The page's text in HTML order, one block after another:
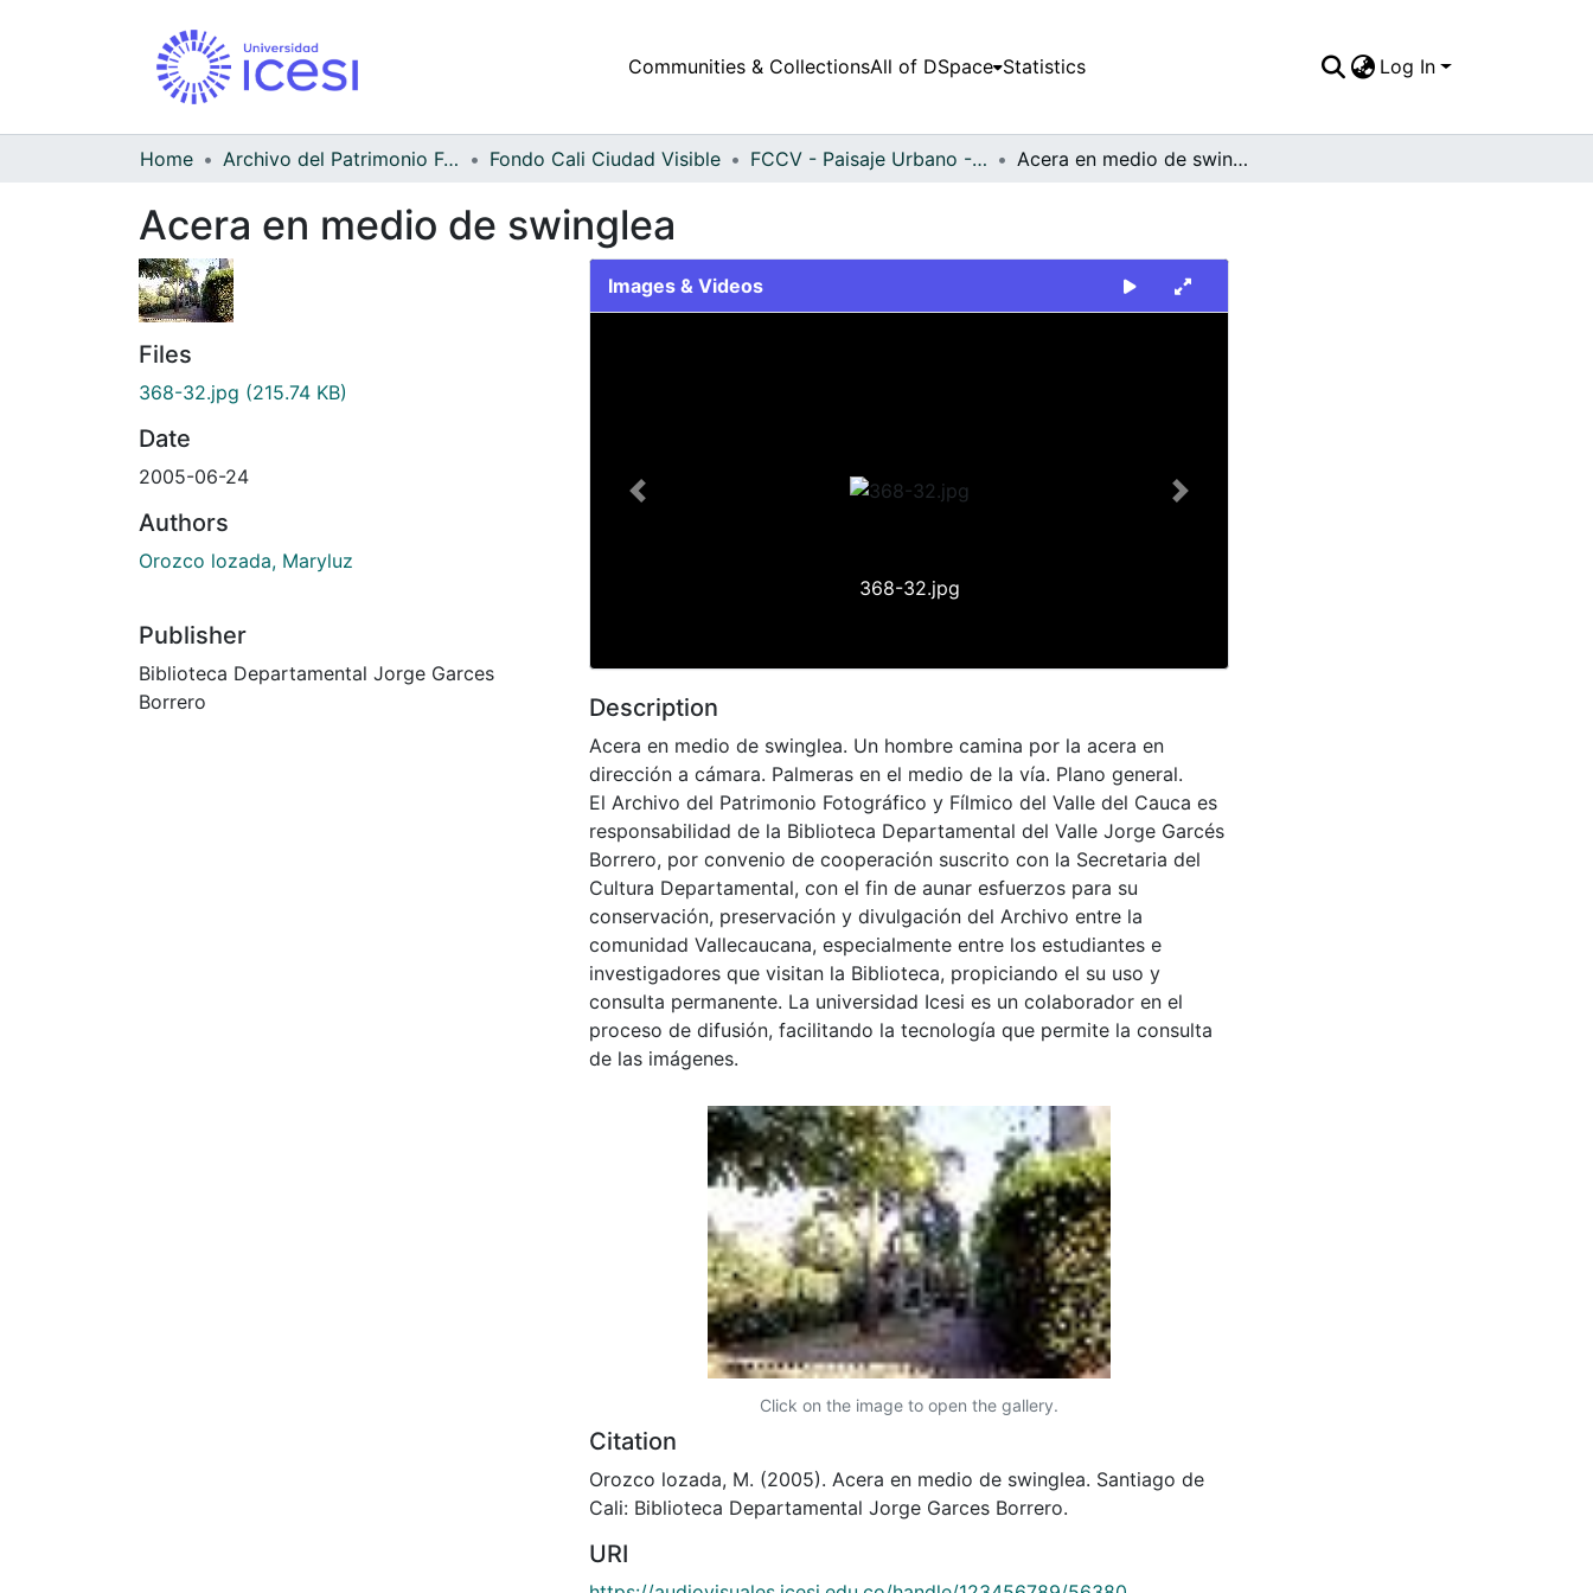
Communities & CollectionsAll of DSpace Statistics Log In
Home Archivo del Patrimonio Fotográfico y Fílmico del Valle del Cauca Fondo Cali Ciudad Visible FCCV - Paisaje Urbano - Patrimonial Acera en medio de swinglea
Acera en medio de swinglea
Files
368-32.jpg (215.74 KB)
Date
2005-06-24
Authors
Orozco lozada, Maryluz
Publisher
Biblioteca Departamental Jorge Garces
Borrero
Images & Videos
368-32.jpg
Previous Next
Description
Acera en medio de swinglea. Un hombre camina por la acera en
dirección a cámara. Palmeras en el medio de la vía. Plano general.
El Archivo del Patrimonio Fotográfico y Fílmico del Valle del Cauca es
responsabilidad de la Biblioteca Departamental del Valle Jorge Garcés
Borrero, por convenio de cooperación suscrito con la Secretaria del
Cultura Departamental, con el fin de aunar esfuerzos para su
conservación, preservación y divulgación del Archivo entre la
comunidad Vallecaucana, especialmente entre los estudiantes e
investigadores que visitan la Biblioteca, propiciando el su uso y
consulta permanente. La universidad Icesi es un colaborador en el
proceso de difusión, facilitando la tecnología que permite la consulta
de las imágenes.
Click on the image to open the gallery.
Citation
Orozco lozada, M. (2005). Acera en medio de swinglea. Santiago de
Cali: Biblioteca Departamental Jorge Garces Borrero.
URI